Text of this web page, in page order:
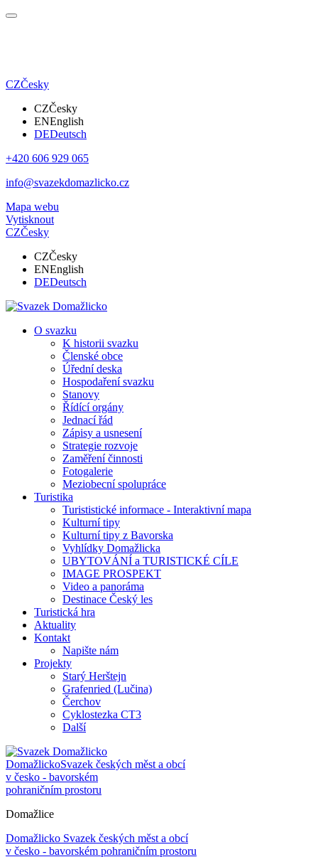
CZČesky
CZČesky
ENEnglish
DEDeutsch
+420 606 929 065
info@svazekdomazlicko.cz
Mapa webu
Vytisknout
CZČesky
CZČesky
ENEnglish
DEDeutsch
O svazku
K historii svazku
Členské obce
Úřední deska
Hospodaření svazku
Stanovy
Řídící orgány
Jednací řád
Zápisy a usnesení
Strategie rozvoje
Zaměření činnosti
Fotogalerie
Meziobecní spolupráce
Turistika
Turististické informace - Interaktivní mapa
Kulturní tipy
Kulturní tipy z Bavorska
Vyhlídky Domažlicka
UBYTOVÁNÍ a TURISTICKÉ CÍLE
IMAGE PROSPEKT
Video a panoráma
Destinace Český les
Turistická hra
Aktuality
Kontakt
Napište nám
Projekty
Starý Herštejn
Grafenried (Lučina)
Čerchov
Cyklostezka CT3
Další
DomažlickoSvazek českých měst a obcí
v česko - bavorském
pohraničním prostoru
Domažlice
Domažlicko Svazek českých měst a obcí
v česko - bavorském pohraničním prostoru